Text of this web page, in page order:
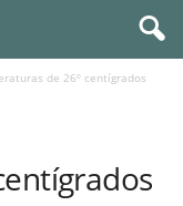
de 26º centígrados